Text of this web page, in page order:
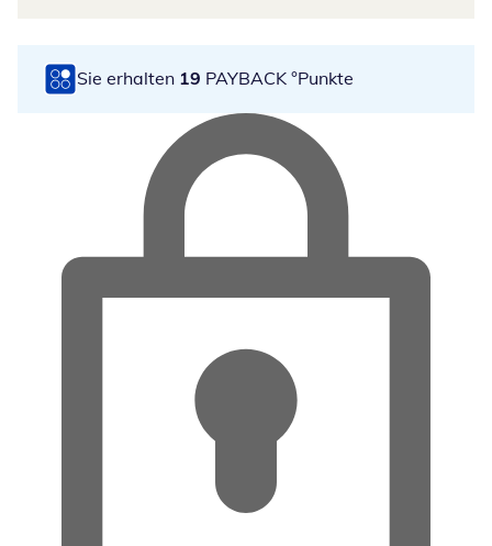
Sie erhalten 19 PAYBACK °Punkte